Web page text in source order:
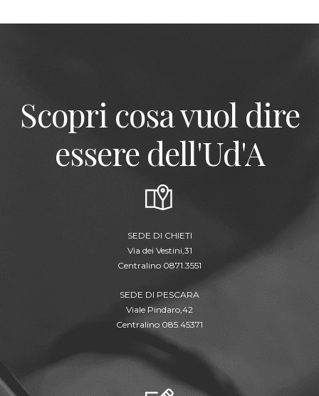
Scopri cosa vuol dire
essere dell'Ud'A
SEDE DI CHIETI
Via dei Vestini,31
Centralino 0871.3551
SEDE DI PESCARA
Viale Pindaro,42
Centralino 085.45371